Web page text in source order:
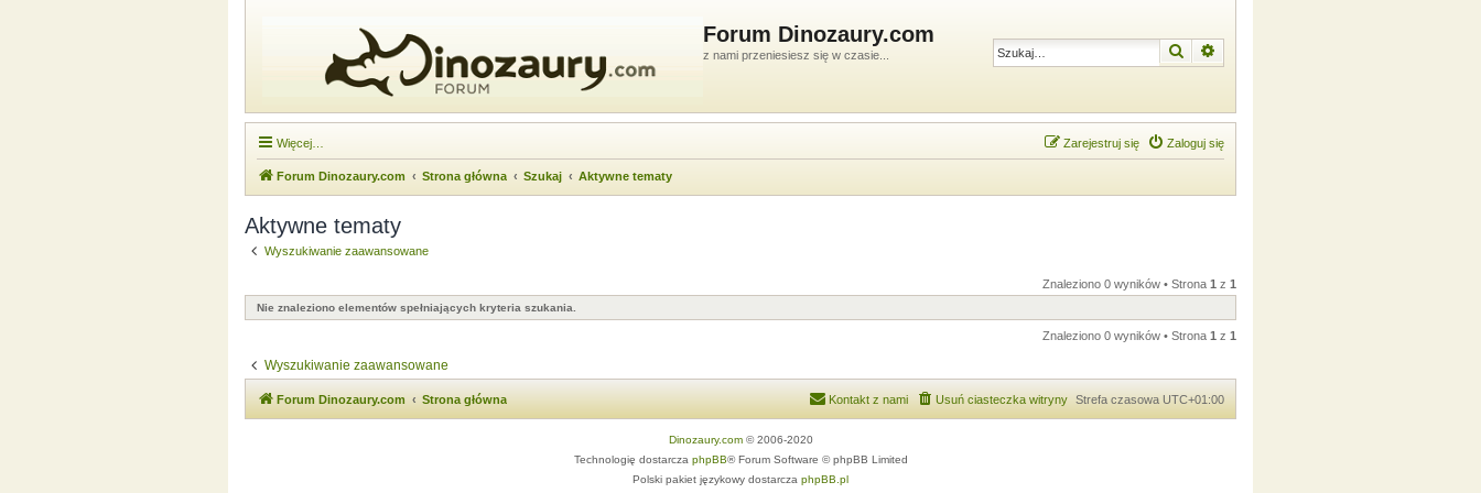
Forum Dinozaury.com
z nami przeniesiesz się w czasie... Szukaj
Więcej… Zaloguj się
Zarejestruj się
Forum Dinozaury.com Strona główna Szukaj Aktywne tematy
Aktywne tematy
Wyszukiwanie zaawansowane
Znaleziono 0 wyników • Strona 1 z 1
Nie znaleziono elementów spełniających kryteria szukania.
Znaleziono 0 wyników • Strona 1 z 1
Wyszukiwanie zaawansowane
Forum Dinozaury.com Strona główna Strefa czasowa UTC+01:00
Usuń ciasteczka witryny
Kontakt z nami
Dinozaury.com© 2006-2020
Technologię dostarcza phpBB® Forum Software © phpBB Limited
Polski pakiet językowy dostarcza phpBB.pl